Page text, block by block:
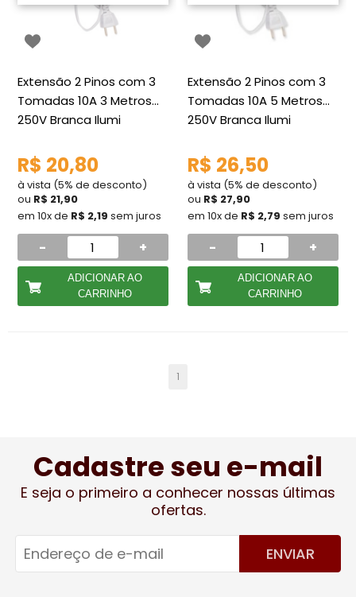
Extensão 2 Pinos com 3
Tomadas 10A 3 Metros
250V Branca Ilumi
R$ 20,80
à vista (5% de desconto)
ou R$ 21,90
em 10x de R$ 2,19 sem juros
- +
ADICIONAR AO
CARRINHO
Extensão 2 Pinos com 3
Tomadas 10A 5 Metros
250V Branca Ilumi
R$ 26,50
à vista (5% de desconto)
ou R$ 27,90
em 10x de R$ 2,79 sem juros
- +
ADICIONAR AO
CARRINHO
1
Cadastre seu e-mail
E seja o primeiro a conhecer nossas últimas
ofertas.
ENVIAR